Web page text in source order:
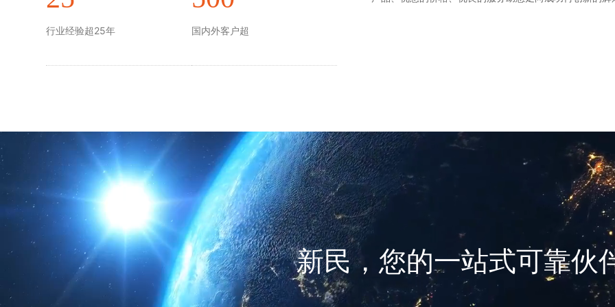
行业经验超25年 国内外客户超
新民，您的一站式可靠伙